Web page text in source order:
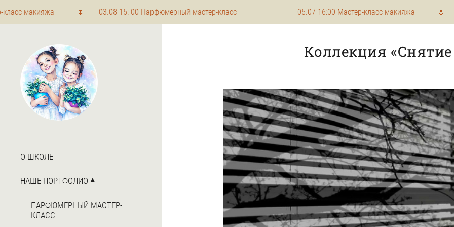
О ШКОЛЕ
НАШЕ ПОРТФОЛИО
ПАРФЮМЕРНЫЙ МАСТЕР-
КЛАСС
Коллекция
🌷 03.08 15: 00 Парфюмерный мастер-класс 05.07 16:00 Мастер-класс макияжа 🌷 03.08 15: